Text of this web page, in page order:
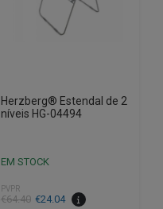
Herzberg® Estendal de 2
níveis HG-04494
EM STOCK
PVPR
€64.40
O
€24.04
O